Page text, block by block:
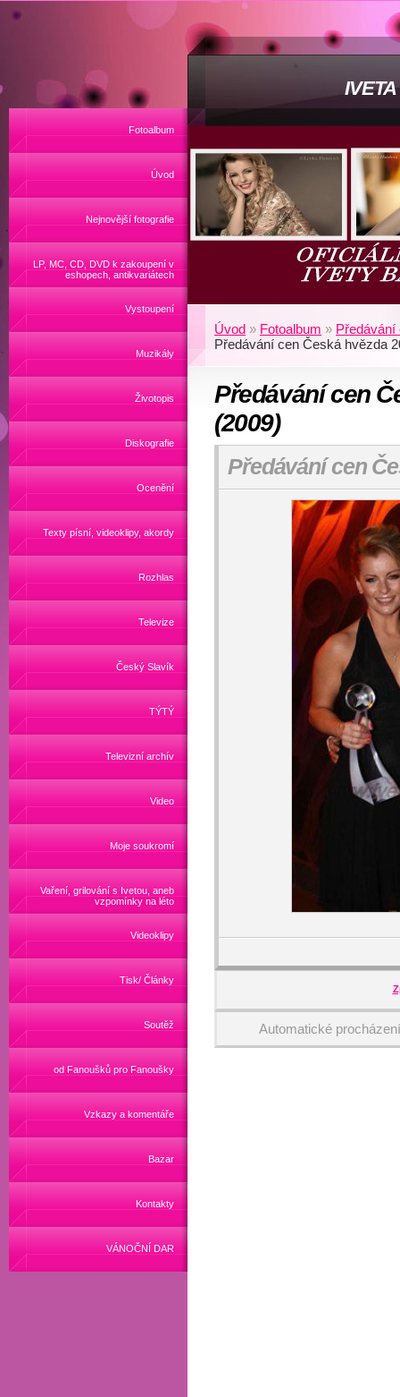
Fotoalbum
Úvod
Nejnovější fotografie
LP, MC, CD, DVD k zakoupení v
eshopech, antikvariátech
Vystoupení
Muzikály
Životopis
Diskografie
Ocenění
Texty písní, videoklipy, akordy
Rozhlas
Televize
Český Slavík
TÝTÝ
Televizní archív
Video
Moje soukromí
Vaření, grilování s Ivetou, aneb
vzpomínky na léto
Videoklipy
Tisk/ Články
Soutěž
od Fanoušků pro Fanoušky
Vzkazy a komentáře
Bazar
Kontakty
VÁNOČNÍ DAR
Úvod » Fotoalbum » Předávání
Předávání cen Česká hvězda
Předávání cen
(2009)
Předávání cen
Automatické